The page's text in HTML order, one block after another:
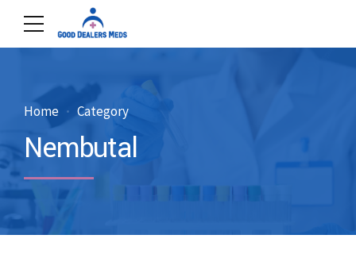
Home Category
Nembutal